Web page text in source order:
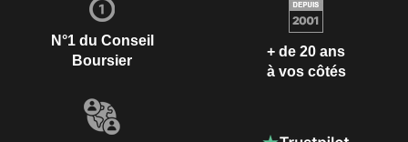
N°1 du Conseil
Boursier
+ de 20 ans
à vos côtés